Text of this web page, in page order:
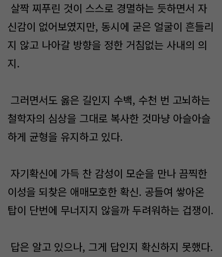
살짝 찌푸린 것이 스스로 경멸하는 듯하면서 자
신감이 없어보였지만, 동시에 굳은 얼굴이 흔들리
지 않고 나아갈 방향을 정한 거침없는 사내의 의
지.
그러면서도 옳은 길인지 수백, 수천 번 고뇌하는
철학자의 심상을 그대로 복사한 것마냥 아슬아슬
하게 균형을 유지하고 있다.
자기확신에 가득 찬 감성이 모순을 만나 끔찍한
이성을 되찾은 애매모호한 확신. 공들여 쌓아온
탑이 단번에 무너지지 않을까 두려워하는 겁쟁이.
답은 알고 있으나, 그게 답인지 확신하지 못했다.